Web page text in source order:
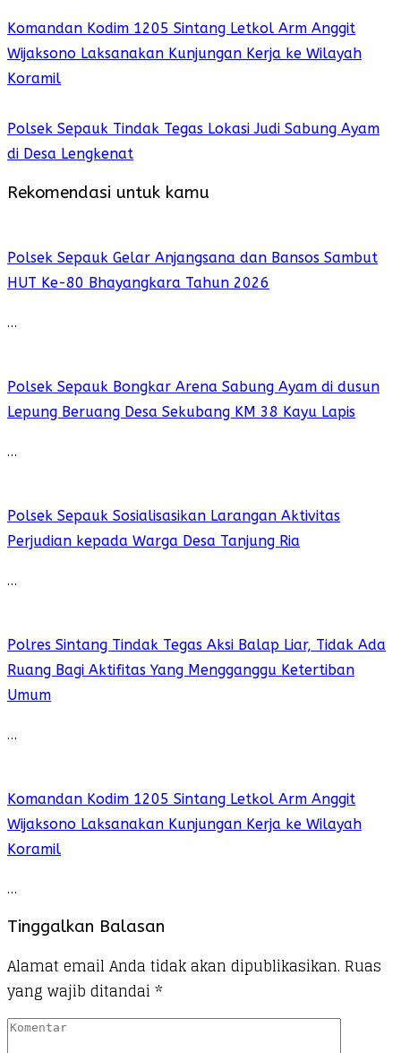
Komandan Kodim 1205 Sintang Letkol Arm Anggit
Wijaksono Laksanakan Kunjungan Kerja ke Wilayah
Koramil
Polsek Sepauk Tindak Tegas Lokasi Judi Sabung Ayam
di Desa Lengkenat
Rekomendasi untuk kamu
Polsek Sepauk Gelar Anjangsana dan Bansos Sambut
HUT Ke-80 Bhayangkara Tahun 2026
…
Polsek Sepauk Bongkar Arena Sabung Ayam di dusun
Lepung Beruang Desa Sekubang KM 38 Kayu Lapis
…
Polsek Sepauk Sosialisasikan Larangan Aktivitas
Perjudian kepada Warga Desa Tanjung Ria
…
Polres Sintang Tindak Tegas Aksi Balap Liar, Tidak Ada
Ruang Bagi Aktifitas Yang Mengganggu Ketertiban
Umum
…
Komandan Kodim 1205 Sintang Letkol Arm Anggit
Wijaksono Laksanakan Kunjungan Kerja ke Wilayah
Koramil
…
Tinggalkan Balasan
Alamat email Anda tidak akan dipublikasikan. Ruas
yang wajib ditandai *